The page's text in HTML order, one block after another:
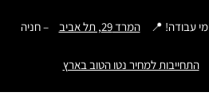
המרד 29, תל אביב – חניה
התחייבות למחיר נטו הטוב בארץ